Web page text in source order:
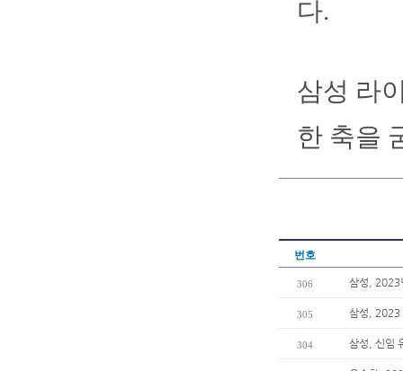
다.
삼성 라
한 축을
번호
306 삼성, 2023
305 삼성, 2023
304 삼성, 신임